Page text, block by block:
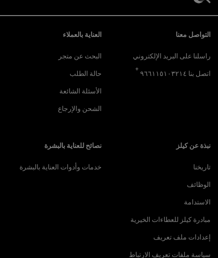
التواصل معنا
راسلنا على البريد الإلكتروني
اتصل بنا ٩٦٦١١٥١٠٣٢١٤
+
العناية بالعملاء
البحث عن متجر
حالة الطلب
الأسئلة الشائعة
الشحن والإرجاع
نبذة عن كيلز
تاريخنا
الوظائف
الاستدامة
مبادرة كيلز للعطاءات الخيرية
إعدادات ملف تعريف
سياسة ملفات تعريف الارتباط
نصائح للعناية بالبشرة
خدمات وأدوات العناية بالبشرة